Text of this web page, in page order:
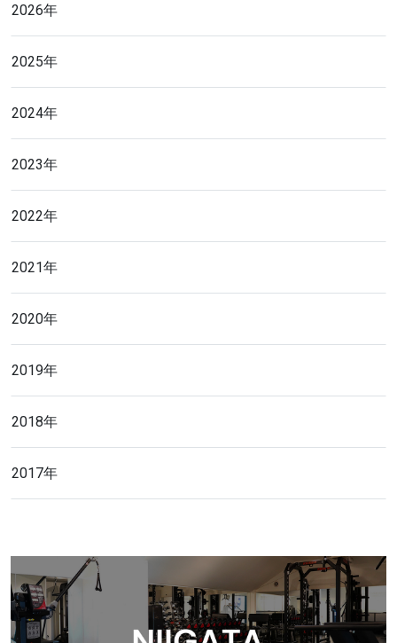
2026年
2025年
2024年
2023年
2022年
2021年
2020年
2019年
2018年
2017年